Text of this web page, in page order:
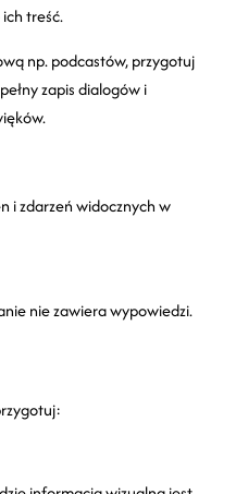
treść.
np. podcastów, przygotuj
zapis dialogów i
i zdarzeń widocznych w
nie zawiera wypowiedzi.